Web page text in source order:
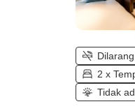
2 x
Tidak